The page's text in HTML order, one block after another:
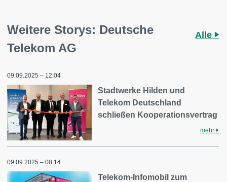
Weitere Storys: Deutsche
Telekom AG
Alle
09.09.2025 – 12:04
Stadtwerke Hilden und
Telekom Deutschland
schließen Kooperationsvertrag
mehr
09.09.2025 – 08:14
Telekom-Infomobil zum